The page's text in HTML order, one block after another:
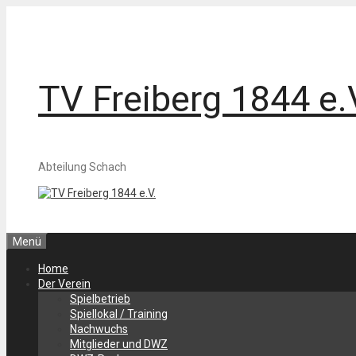
TV Freiberg 1844
Abteilung Schach
Menü
Home
Der Verein
Spielbetrieb
Spiellokal / Training
Nachwuchs
Mitglieder und DWZ